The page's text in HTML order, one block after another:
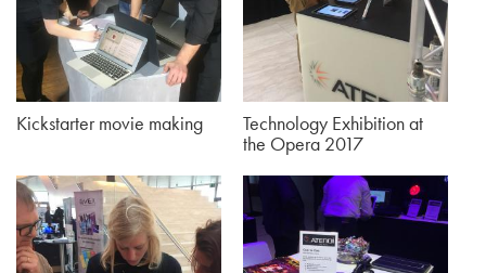
Kickstarter movie making
Technology Exhibition at
the Opera 2017